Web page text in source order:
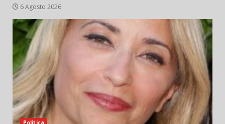
6 Agosto 2026